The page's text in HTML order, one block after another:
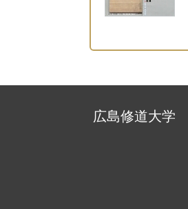
広島修道大学